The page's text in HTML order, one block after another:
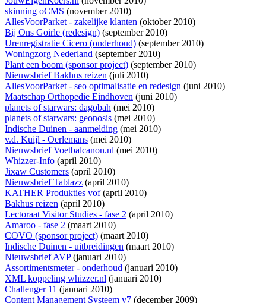
skinning oCMS (november 2010)
AllesVoorParket - zakelijke klanten (oktober 2010)
Bij Ons Goirle (redesign) (september 2010)
Urenregistratie Cicero (onderhoud) (september 2010)
Woningzorg Nederland (september 2010)
Plant een boom (sponsor project) (september 2010)
Nieuwsbrief Bakhus reizen (juli 2010)
AllesVoorParket - seo optimalisatie en redesign (juni 2010)
Maatschap Orthopedie Eindhoven (juni 2010)
planets of starwars: dagobah (mei 2010)
planets of starwars: geonosis (mei 2010)
Indische Duinen - aanmelding (mei 2010)
v.d. Kuijl - Oerlemans (mei 2010)
Nieuwsbrief Voetbalcanon.nl (mei 2010)
Whizzer-Info (april 2010)
Jixaw Customers (april 2010)
Nieuwsbrief Tablazz (april 2010)
KATHER Produkties vof(april 2010)
Bakhus reizen (april 2010)
Lectoraat Visitor Studies - fase 2 (april 2010)
Amaroo - fase 2 (maart 2010)
COVO (sponsor project) (maart 2010)
Indische Duinen - uitbreidingen (maart 2010)
Nieuwsbrief AVP(januari 2010)
Assortimentsmeter - onderhoud (januari 2010)
XML koppeling whizzer.nl (januari 2010)
Challenger 11 (januari 2010)
Content Management Systeem v7 (december 2009)